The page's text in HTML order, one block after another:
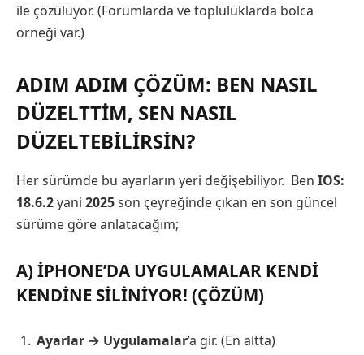
ile çözülüyor. (Forumlarda ve topluluklarda bolca
örneği var.)
ADIM ADIM ÇÖZÜM: BEN NASIL
DÜZELTTIM, SEN NASIL
DÜZELTEBILIRSIN?
Her sürümde bu ayarların yeri değişebiliyor. Ben IOS:
18.6.2yani 2025son çeyreğinde çıkan en son güncel
sürüme göre anlatacağım;
A) IPHONE’DA UYGULAMALAR KENDI
KENDINE SILINIYOR! (ÇÖZÜM)
Ayarlar → Uygulamalar’a gir. (En altta)